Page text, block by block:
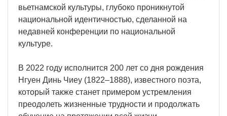
вьетнамской культуры, глубоко проникнутой
национальной идентичностью, сделанной на
недавней конференции по национальной
культуре.
В 2022 году исполнится 200 лет со дня рождения
Нгуен Динь Чиеу (1822–1888), известного поэта,
который также станет примером устремления
преодолеть жизненные трудности и продолжать